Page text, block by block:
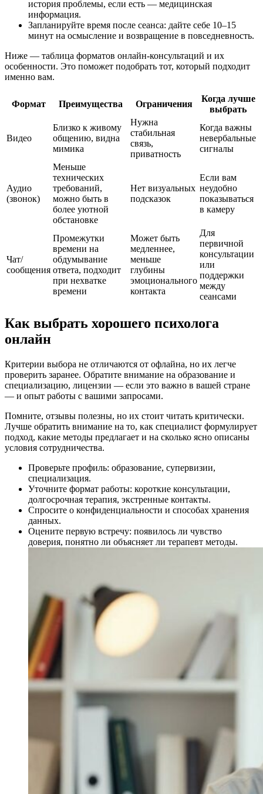
история проблемы, если есть — медицинская
информация.
Запланируйте время после сеанса: дайте себе 10–15
минут на осмысление и возвращение в повседневность.
Ниже — таблица форматов онлайн‑консультаций и их
особенности. Это поможет подобрать тот, который подходит
именно вам.
Формат Преимущества Ограничения
Когда лучше
выбрать
Видео
Близко к живому
общению, видна
мимика
Нужна
стабильная
связь,
приватность
Когда важны
невербальные
сигналы
Аудио
(звонок)
Меньше
технических
требований,
можно быть в
более уютной
обстановке
Нет визуальных
подсказок
Если вам
неудобно
показываться
в камеру
Чат/
сообщения
Промежутки
времени на
обдумывание
ответа, подходит
при нехватке
времени
Может быть
медленнее,
меньше
глубины
эмоционального
контакта
Для
первичной
консультации
или
поддержки
между
сеансами
Как выбрать хорошего психолога
онлайн
Критерии выбора не отличаются от офлайна, но их легче
проверить заранее. Обратите внимание на образование и
специализацию, лицензии — если это важно в вашей стране
— и опыт работы с вашими запросами.
Помните, отзывы полезны, но их стоит читать критически.
Лучше обратить внимание на то, как специалист формулирует
подход, какие методы предлагает и на сколько ясно описаны
условия сотрудничества.
Проверьте профиль: образование, супервизии,
специализация.
Уточните формат работы: короткие консультации,
долгосрочная терапия, экстренные контакты.
Спросите о конфиденциальности и способах хранения
данных.
Оцените первую встречу: появилось ли чувство
доверия, понятно ли объясняет ли терапевт методы.